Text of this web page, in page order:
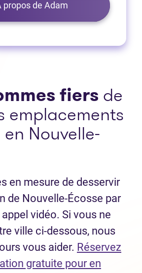
propos de Adam
fiers de
emplacements
Nouvelle-
en mesure de desservir
de Nouvelle-Écosse par
vidéo. Si vous ne
ville ci-dessous, nous
vous aider. Réservez
gratuite pour en